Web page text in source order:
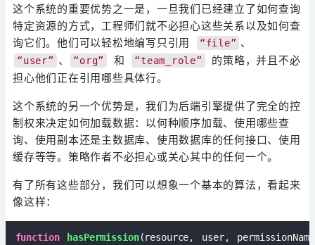
这个系统的重要优势之一是，一旦我们已经建立了如何查询
特定资源的方式，工程师们就不必担心这些关系以及如何查
询它们。他们可以轻松地编写只引用
“file” 、
“user” 、 “org” 和 “team_role”
的策略，并且不必
担心他们正在引用哪些具体行。
这个系统的另一个优势是，我们为后端引擎提供了完全的控
制权来决定如何加载数据：以何种顺序加载、使用哪些查
询、使用副本还是主数据库、使用数据库的任何接口、使用
缓存等等。策略作者不必担心或关心其中的任何一个。
有了所有这些部分，我们可以想象一个基本的算法，看起来
像这样：
function hasPermission(resource, user, permissionName